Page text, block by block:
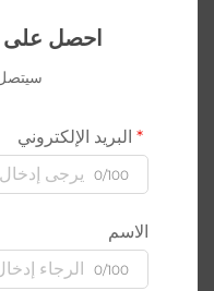
احصل
سيتصل
البريد الإلكتروني
0/100
الاسم
0/100